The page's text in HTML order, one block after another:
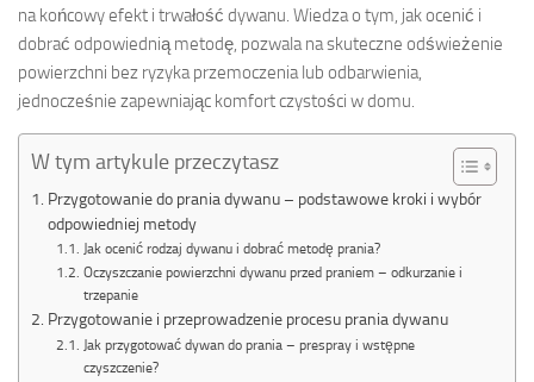
na końcowy efekt i trwałość dywanu. Wiedza o tym, jak ocenić i
dobrać odpowiednią metodę, pozwala na skuteczne odświeżenie
powierzchni bez ryzyka przemoczenia lub odbarwienia,
jednocześnie zapewniając komfort czystości w domu.
W tym artykule przeczytasz
Przygotowanie do prania dywanu – podstawowe kroki i wybór
odpowiedniej metody
Jak ocenić rodzaj dywanu i dobrać metodę prania?
Oczyszczanie powierzchni dywanu przed praniem – odkurzanie i
trzepanie
Przygotowanie i przeprowadzenie procesu prania dywanu
Jak przygotować dywan do prania – prespray i wstępne
czyszczenie?